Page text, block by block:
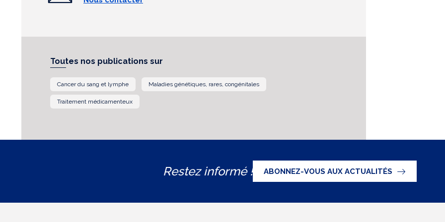
Toutes nos publications sur
Cancer du sang et lymphe Maladies génétiques, rares, congénitales
Traitement médicamenteux
Restez informé ! ABONNEZ-VOUS AUX ACTUALITÉS